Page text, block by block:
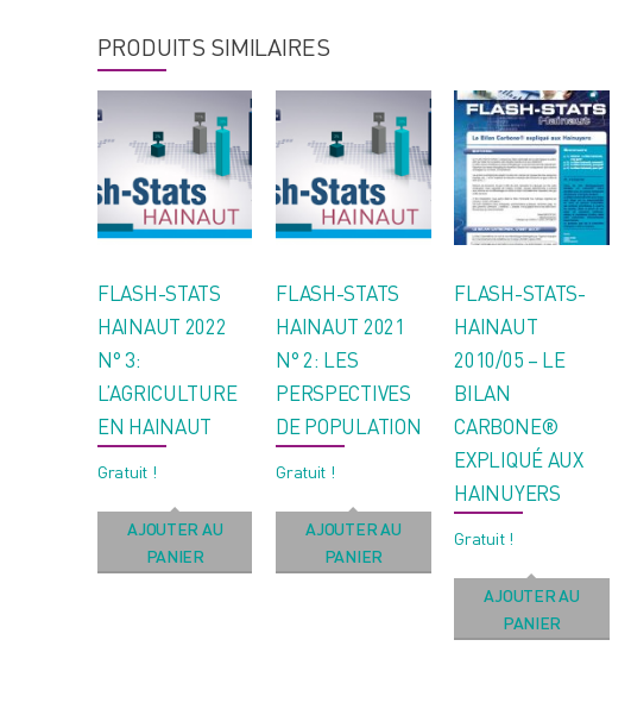
PRODUITS SIMILAIRES
FLASH-STATS
HAINAUT 2022
N° 3:
L’AGRICULTURE
EN HAINAUT
Gratuit !
AJOUTER AU
PANIER
FLASH-STATS
HAINAUT 2021
N° 2: LES
PERSPECTIVES
DE POPULATION
Gratuit !
AJOUTER AU
PANIER
FLASH-STATS-
HAINAUT
2010/05 – LE
BILAN
CARBONE®
EXPLIQUÉ AUX
HAINUYERS
Gratuit !
AJOUTER AU
PANIER